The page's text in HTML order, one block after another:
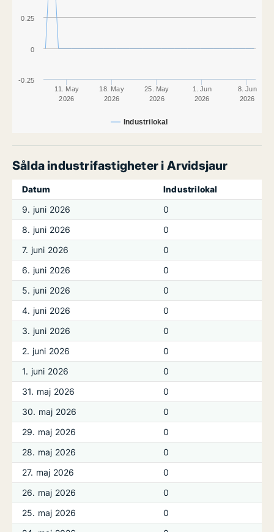
Industrilokal
11. May
2026
18. May
2026
25. May
2026
1. Jun
2026
8. Jun
2026
0
-0.25
0.25
Sålda industrifastigheter i Arvidsjaur
Datum
Industrilokal
9. juni 2026
0
8. juni 2026
0
7. juni 2026
0
6. juni 2026
0
5. juni 2026
0
4. juni 2026
0
3. juni 2026
0
2. juni 2026
0
1. juni 2026
0
31. maj 2026
0
30. maj 2026
0
29. maj 2026
0
28. maj 2026
0
27. maj 2026
0
26. maj 2026
0
25. maj 2026
0